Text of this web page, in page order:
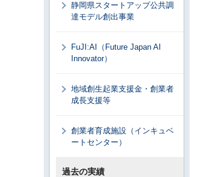
静岡県スタートアップ公共調
達モデル創出事業
FuJI:AI（Future Japan AI
Innovator）
地域創生起業支援金・創業者
成長支援等
創業者育成施設（インキュベ
ートセンター）
過去の実績